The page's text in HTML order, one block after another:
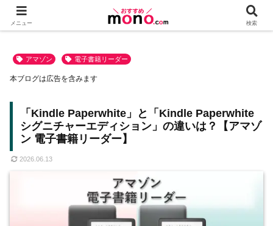
アマゾン 電子書籍リーダー
「Kindle Paperwhite」と「Kindle Paperwhite
シグニチャーエディション」の違いは？【アマゾ
ン 電子書籍リーダー】
2026.06.13
本ブログは広告を含みます
メニュー 検索